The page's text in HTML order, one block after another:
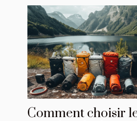
Comment choisir